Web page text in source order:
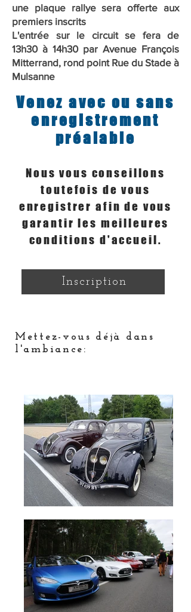
une plaque rallye sera offerte aux
premiers inscrits
L'entrée sur le circuit se fera de
13h30 à 14h30 par Avenue François
Mitterrand, rond point Rue du Stade à
Mulsanne
Venez avec ou sans
enregistrement
préalable
Nous vous conseillons
toutefois de vous
enregistrer afin de vous
garantir les meilleures
conditions d'accueil.
Inscription
Mettez-vous déjà dans
l'ambiance: